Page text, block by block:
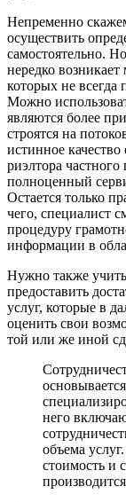
Непременно
осуществить
самостоятельно.
нередко
которых не всегда
Можно
являются более
строятся на
истинное
риэлтора
полноценный
Остается только
чего, специалист
процедуру
информации в
Нужно также
предоставить
услуг, которые в
оценить свои
той или же иной
него
объема
стоимость и